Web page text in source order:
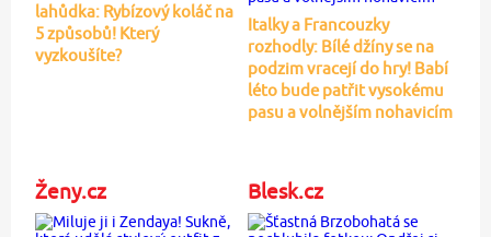
lahůdka: Rybízový koláč na
5 způsobů! Který
vyzkoušíte?
Italky a Francouzky
rozhodly: Bílé džíny se na
podzim vracejí do hry! Babí
léto bude patřit vysokému
pasu a volnějším nohavicím
Ženy.cz Blesk.cz